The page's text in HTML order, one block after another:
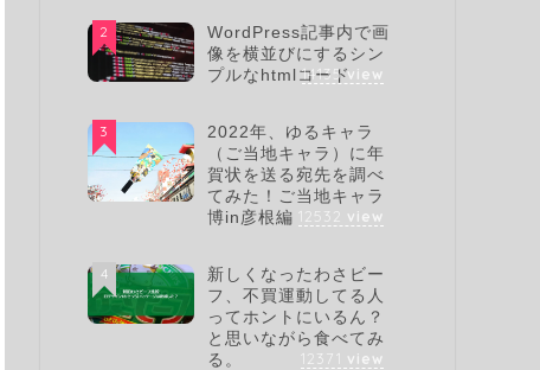
2
WordPress記事内で画
像を横並びにするシン
プルなhtmlコード
14135view
3
2022年、ゆるキャラ
（ご当地キャラ）に年
賀状を送る宛先を調べ
てみた！ご当地キャラ
博in彦根編 12532 view
4
新しくなったわさビー
フ、不買運動してる人
ってホントにいるん？
と思いながら食べてみ
る。
12371 view